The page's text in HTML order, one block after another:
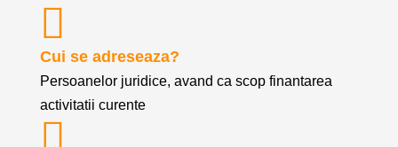
Cui se adreseaza?
Persoanelor juridice, avand ca scop finantarea
activitatii curente